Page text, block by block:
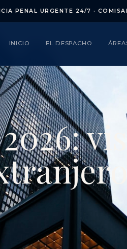
URGENTE 24/7 · COMISARÍA
INICIO EL DESPACHO